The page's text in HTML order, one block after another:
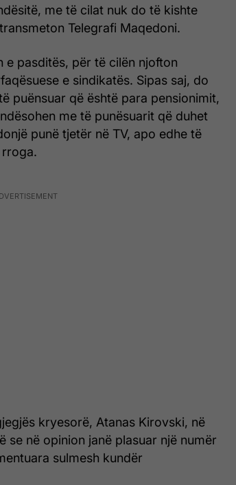
me të cilat nuk do të kishte
Telegrafi Maqedoni.
e pasditës, për të cilën njofton
e sindikatës. Sipas saj, do
puënsuar që është para pensionimit,
me të punësuarit që duhet
punë tjetër në TV, apo edhe të
kryesorë, Atanas Kirovski, në
se në opinion janë plasuar një numër
sulmesh kundër